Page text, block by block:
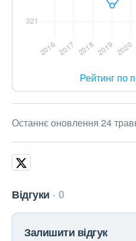
Рейтинг по
Останнє оновлення 24
Відгуки 0
Залишити відгук